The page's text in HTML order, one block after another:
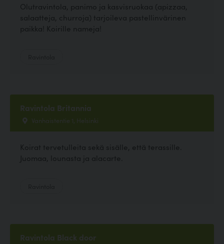
Olutravintola, panimo ja kasvisruokaa (apizzaa,
salaatteja, churroja) tarjoileva pastellinvärinen
paikka! Koirille nameja!
Ravintola Britannia
Vanhaistentie 1, Helsinki
Koirat tervetulleita sekä sisälle, että terassille.
Juomaa, lounasta ja alacarte.
Ravintola Black door